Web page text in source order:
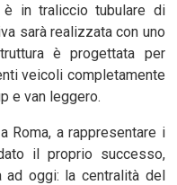
in traliccio tubulare di
sarà realizzata con uno
è progettata per
veicoli completamente
e van leggero.
Roma, a rappresentare i
il proprio successo,
ad oggi: la centralità del